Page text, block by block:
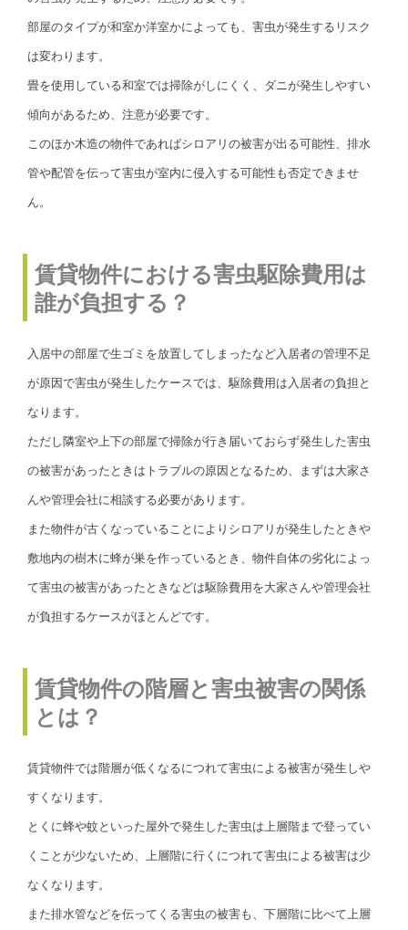
部屋のタイプが和室か洋室かによっても、害虫が発生するリスク
は変わります。
畳を使用している和室では掃除がしにくく、ダニが発生しやすい
傾向があるため、注意が必要です。
このほか木造の物件であればシロアリの被害が出る可能性、排水
管や配管を伝って害虫が室内に侵入する可能性も否定できませ
ん。
賃貸物件における害虫駆除費用は
誰が負担する？
入居中の部屋で生ゴミを放置してしまったなど入居者の管理不足
が原因で害虫が発生したケースでは、駆除費用は入居者の負担と
なります。
ただし隣室や上下の部屋で掃除が行き届いておらず発生した害虫
の被害があったときはトラブルの原因となるため、まずは大家さ
んや管理会社に相談する必要があります。
また物件が古くなっていることによりシロアリが発生したときや
敷地内の樹木に蜂が巣を作っているとき、物件自体の劣化によっ
て害虫の被害があったときなどは駆除費用を大家さんや管理会社
が負担するケースがほとんどです。
賃貸物件の階層と害虫被害の関係
とは？
賃貸物件では階層が低くなるにつれて害虫による被害が発生しや
すくなります。
とくに蜂や蚊といった屋外で発生した害虫は上層階まで登ってい
くことが少ないため、上層階に行くにつれて害虫による被害は少
なくなります。
また排水管などを伝ってくる害虫の被害も、下層階に比べて上層